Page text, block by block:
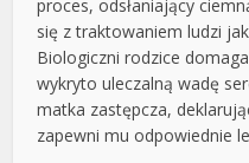
proces, odsłaniający
się z traktowaniem ludzi
Biologiczni rodzice
wykryto uleczalną wadę
matka zastępcza,
zapewni mu odpowiednie